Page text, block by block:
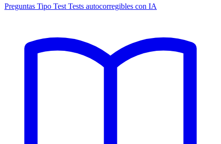
Preguntas Tipo Test Tests autocorregibles con IA